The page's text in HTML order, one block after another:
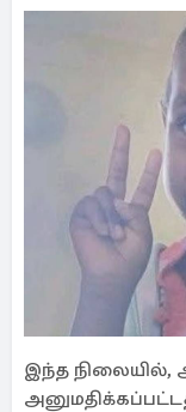
இந்த நிலையில்,